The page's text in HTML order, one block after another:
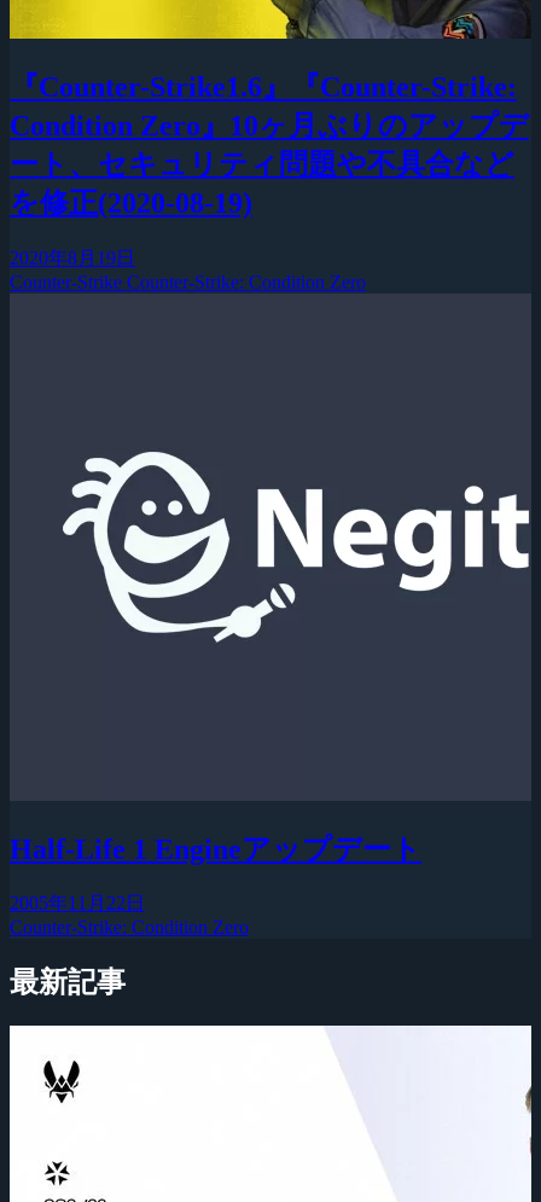
『Counter-Strike1.6』『Counter-Strike:
Condition Zero』10ヶ月ぶりのアップデ
ート、セキュリティ問題や不具合など
を修正(2020-08-19)
2020年8月19日
Counter-Strike Counter-Strike: Condition Zero
Half-Life 1 Engineアップデート
2005年11月22日
Counter-Strike: Condition Zero
最新記事